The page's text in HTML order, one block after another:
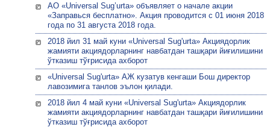
АО «Universal Sug’urta» объявляет о начале акции
«Заправься бесплатно». Акция проводится с 01 июня 2018
года по 31 августа 2018 года.
2018 йил 31 май куни «Universal Sug'urta» Акциядорлик
жамияти акциядорларнинг навбатдан ташқари йиғилишини
ўтказиш тўғрисида ахборот
«Universal Sug'urta» АЖ кузатув кенгаши Бош директор
лавозимига танлов эълон қилади.
2018 йил 4 май куни «Universal Sug'urta» Акциядорлик
жамияти акциядорларнинг навбатдан ташқари йиғилишини
ўтказиш тўғрисида ахборот